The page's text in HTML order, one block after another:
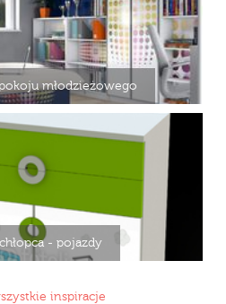
młodzieżowego
- pojazdy
inspiracje